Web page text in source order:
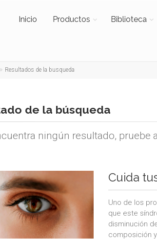
Inicio Productos Biblioteca
Resultados de la busqueda
de la búsqueda
ningún resultado,
Cuida
Uno de los
que este
disminución
composición